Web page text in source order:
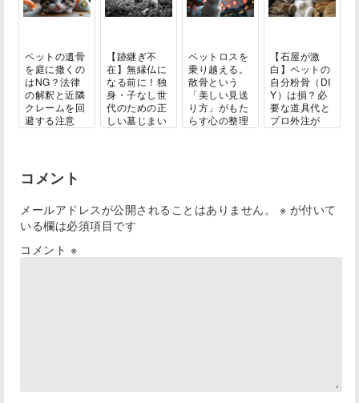
ペットの遺骨
を庭に撒くの
はNG？法律
の解釈と近隣
クレームを回
避する注意
点...
【跡継ぎ不
在】無縁仏に
なる前に！独
身・子なし世
代のための正
しい墓じまい
ガ...
ペットロスを
乗り越える。
散骨という
「美しい見送
り方」がもた
らす心の整理
と...
【石屋が激
白】ペットの
自分粉骨（DI
Y）は損？必
要な道具代と
プロ外注が
結...
コメント
メールアドレスが公開されることはありません。 ※ が付いて
いる欄は必須項目です
コメント ※